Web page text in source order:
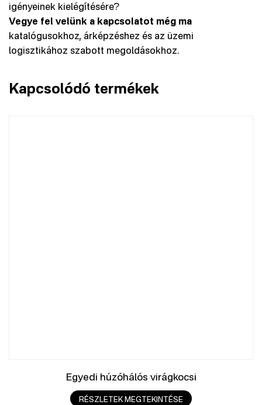
igényeinek kielégítésére?
Vegye fel velünk a kapcsolatot még ma
katalógusokhoz, árképzéshez és az üzemi
logisztikához szabott megoldásokhoz.
Kapcsolódó termékek
Egyedi húzóhálós virágkocsi
RÉSZLETEK MEGTEKINTÉSE